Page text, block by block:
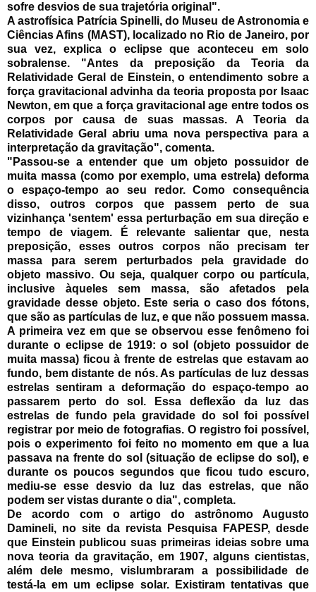
sofre desvios de sua trajetória original".
A astrofísica Patrícia Spinelli, do Museu de Astronomia e
Ciências Afins (MAST), localizado no Rio de Janeiro, por
sua vez, explica o eclipse que aconteceu em solo
sobralense. "Antes da preposição da Teoria da
Relatividade Geral de Einstein, o entendimento sobre a
força gravitacional advinha da teoria proposta por Isaac
Newton, em que a força gravitacional age entre todos os
corpos por causa de suas massas. A Teoria da
Relatividade Geral abriu uma nova perspectiva para a
interpretação da gravitação", comenta.
"Passou-se a entender que um objeto possuidor de
muita massa (como por exemplo, uma estrela) deforma
o espaço-tempo ao seu redor. Como consequência
disso, outros corpos que passem perto de sua
vizinhança 'sentem' essa perturbação em sua direção e
tempo de viagem. É relevante salientar que, nesta
preposição, esses outros corpos não precisam ter
massa para serem perturbados pela gravidade do
objeto massivo. Ou seja, qualquer corpo ou partícula,
inclusive àqueles sem massa, são afetados pela
gravidade desse objeto. Este seria o caso dos fótons,
que são as partículas de luz, e que não possuem massa.
A primeira vez em que se observou esse fenômeno foi
durante o eclipse de 1919: o sol (objeto possuidor de
muita massa) ficou à frente de estrelas que estavam ao
fundo, bem distante de nós. As partículas de luz dessas
estrelas sentiram a deformação do espaço-tempo ao
passarem perto do sol. Essa deflexão da luz das
estrelas de fundo pela gravidade do sol foi possível
registrar por meio de fotografias. O registro foi possível,
pois o experimento foi feito no momento em que a lua
passava na frente do sol (situação de eclipse do sol), e
durante os poucos segundos que ficou tudo escuro,
mediu-se esse desvio da luz das estrelas, que não
podem ser vistas durante o dia", completa.
De acordo com o artigo do astrônomo Augusto
Damineli, no site da revista Pesquisa FAPESP, desde
que Einstein publicou suas primeiras ideias sobre uma
nova teoria da gravitação, em 1907, alguns cientistas,
além dele mesmo, vislumbraram a possibilidade de
testá-la em um eclipse solar. Existiram tentativas que